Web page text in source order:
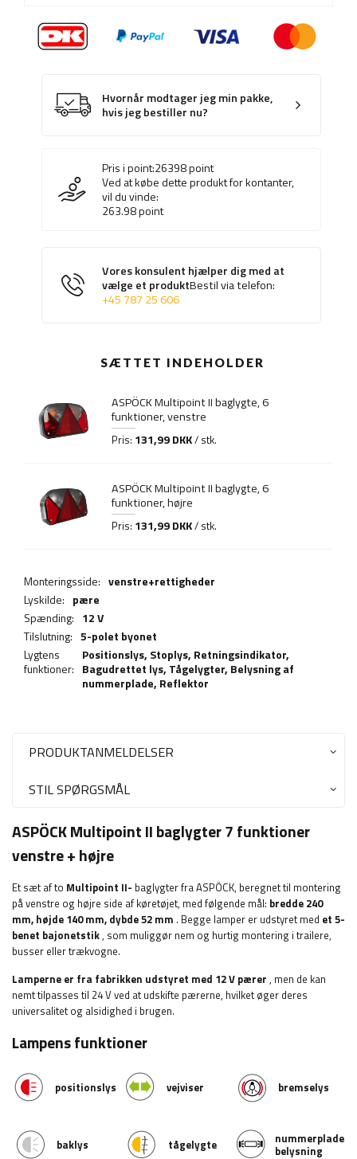
Hvornår modtager jeg min pakke,
hvis jeg bestiller nu?
Pris i point:26398point
Ved at købe dette produkt for kontanter,
vil du vinde:
263.98point
Vores konsulent hjælper dig med at
vælge et produktBestil via telefon:
+45 787 25 606
SÆTTET INDEHOLDER
ASPÖCK Multipoint II baglygte, 6
funktioner, venstre
Pris: 131,99 DKK/ stk.
ASPÖCK Multipoint II baglygte, 6
funktioner, højre
Pris: 131,99 DKK/ stk.
Monteringsside: venstre+rettigheder
Lyskilde: pære
Spænding: 12 V
Tilslutning: 5-polet byonet
Lygtens
funktioner:
Positionslys, Stoplys, Retningsindikator,
Bagudrettet lys, Tågelygter, Belysning af
nummerplade, Reflektor
PRODUKTANMELDELSER
STIL SPØRGSMÅL
ASPÖCK Multipoint II baglygter 7 funktioner
venstre + højre
Et sæt af to Multipoint II- baglygter fra ASPÖCK, beregnet til montering
på venstre og højre side af køretøjet, med følgende mål: bredde 240
mm, højde 140 mm, dybde 52 mm . Begge lamper er udstyret med et 5-
benet bajonetstik, som muliggør nem og hurtig montering i trailere,
busser eller trækvogne.
Lamperne er fra fabrikken udstyret med 12 V pærer , men de kan
nemt tilpasses til 24 V ved at udskifte pærerne, hvilket øger deres
universalitet og alsidighed i brugen.
Lampens funktioner
positionslys vejviser bremselys
baklys tågelygte
nummerplade
belysning